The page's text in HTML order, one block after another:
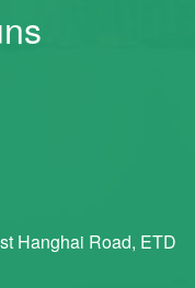
Hanghai Road, ETD